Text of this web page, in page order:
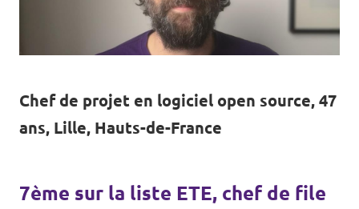
Chef de projet en logiciel open source, 47
ans, Lille, Hauts-de-France
7ème sur la liste ETE, chef de file